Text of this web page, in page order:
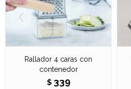
Rallador 4 caras con
contenedor
$ 339